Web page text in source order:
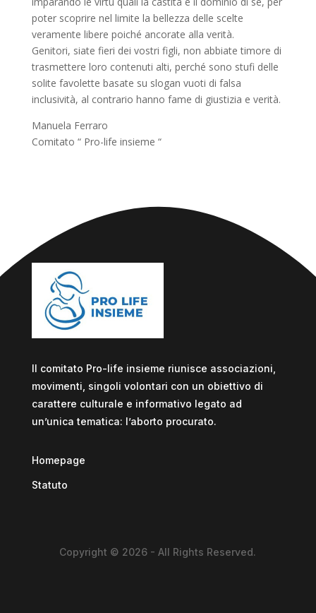
poter scoprire nel limite la bellezza delle scelte
veramente libere poiché ancorate alla verità.
Genitori, siate fieri dei vostri figli, non abbiate timore di
trasmettere loro contenuti alti, perché sono stufi delle
solite favolette basate su slogan vuoti di falsa
inclusività, al contrario hanno fame di giustizia e verità.
Manuela Ferraro
Comitato “ Pro-life insieme “
Il comitato Pro-life insieme riunisce associazioni,
movimenti, singoli volontari con un obiettivo di
carattere culturale e informativo legato ad
un’unica tematica: l’aborto procurato.
Homepage
Statuto
Copyright © 2026 - All Rights Reserved.